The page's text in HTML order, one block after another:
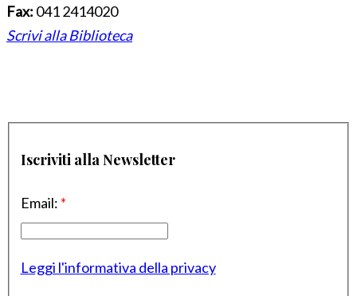
Fax: 041 2414020
Scrivi alla Biblioteca
Iscriviti alla Newsletter
Email: *
Leggi l'informativa della privacy